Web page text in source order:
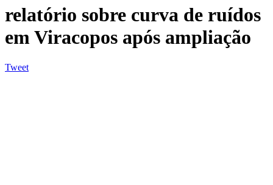
relatório sobre curva de ruídos
em Viracopos após ampliação
Tweet